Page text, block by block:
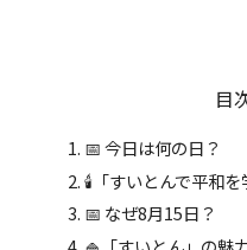
目
📅 今日は何の日？
🕯️「すいとんで平和
📅 なぜ8月15日？